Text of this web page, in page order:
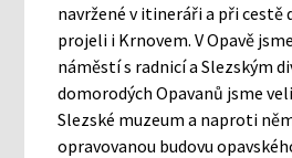
navržené v itineráři a při cestě
projeli i Krnovem. V Opavě
náměstí s radnicí a Slezským
domorodých Opavanů jsme
Slezské muzeum a naproti
opravovanou budovu